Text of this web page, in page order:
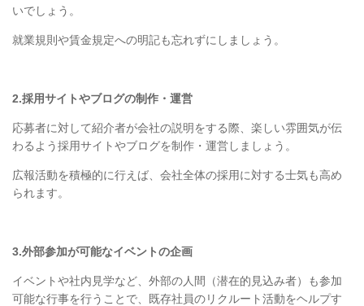
いでしょう。
就業規則や賃金規定への明記も忘れずにしましょう。
2.採用サイトやブログの制作・運営
応募者に対して紹介者が会社の説明をする際、楽しい雰囲気が伝
わるよう採用サイトやブログを制作・運営しましょう。
広報活動を積極的に行えば、会社全体の採用に対する士気も高め
られます。
3.外部参加が可能なイベントの企画
イベントや社内見学など、外部の人間（潜在的見込み者）も参加
可能な行事を行うことで、既存社員のリクルート活動をヘルプす